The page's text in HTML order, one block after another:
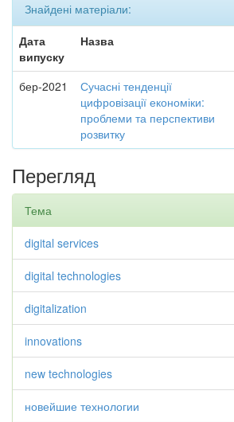
Знайдені матеріали:
Дата
випуску
Назва
бер-2021
Сучасні тенденції
цифровізації економіки:
проблеми та перспективи
розвитку
Перегляд
Тема
digital services
digital technologies
digitalization
innovations
new technologies
новейшие технологии